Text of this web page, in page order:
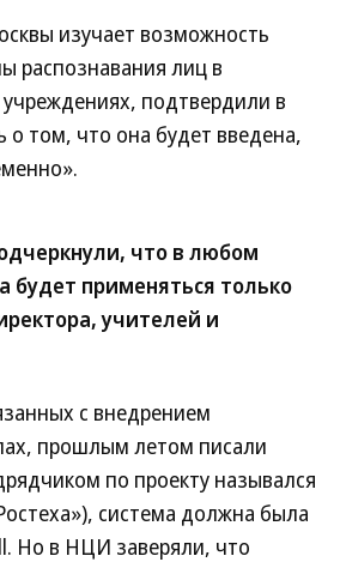
изучает возможность
распознавания лиц в
подтвердили в
о том, что она будет введена,
что в любом
будет применяться только
учителей и
с внедрением
прошлым летом писали
по проекту назывался
система должна была
Но в НЦИ заверяли, что